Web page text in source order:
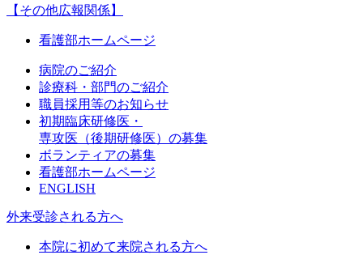
【その他広報関係】
看護部ホームページ
病院のご紹介
診療科・部門のご紹介
職員採用等のお知らせ
初期臨床研修医・
専攻医（後期研修医）の募集
ボランティアの募集
看護部ホームページ
ENGLISH
外来受診される方へ
本院に初めて来院される方へ